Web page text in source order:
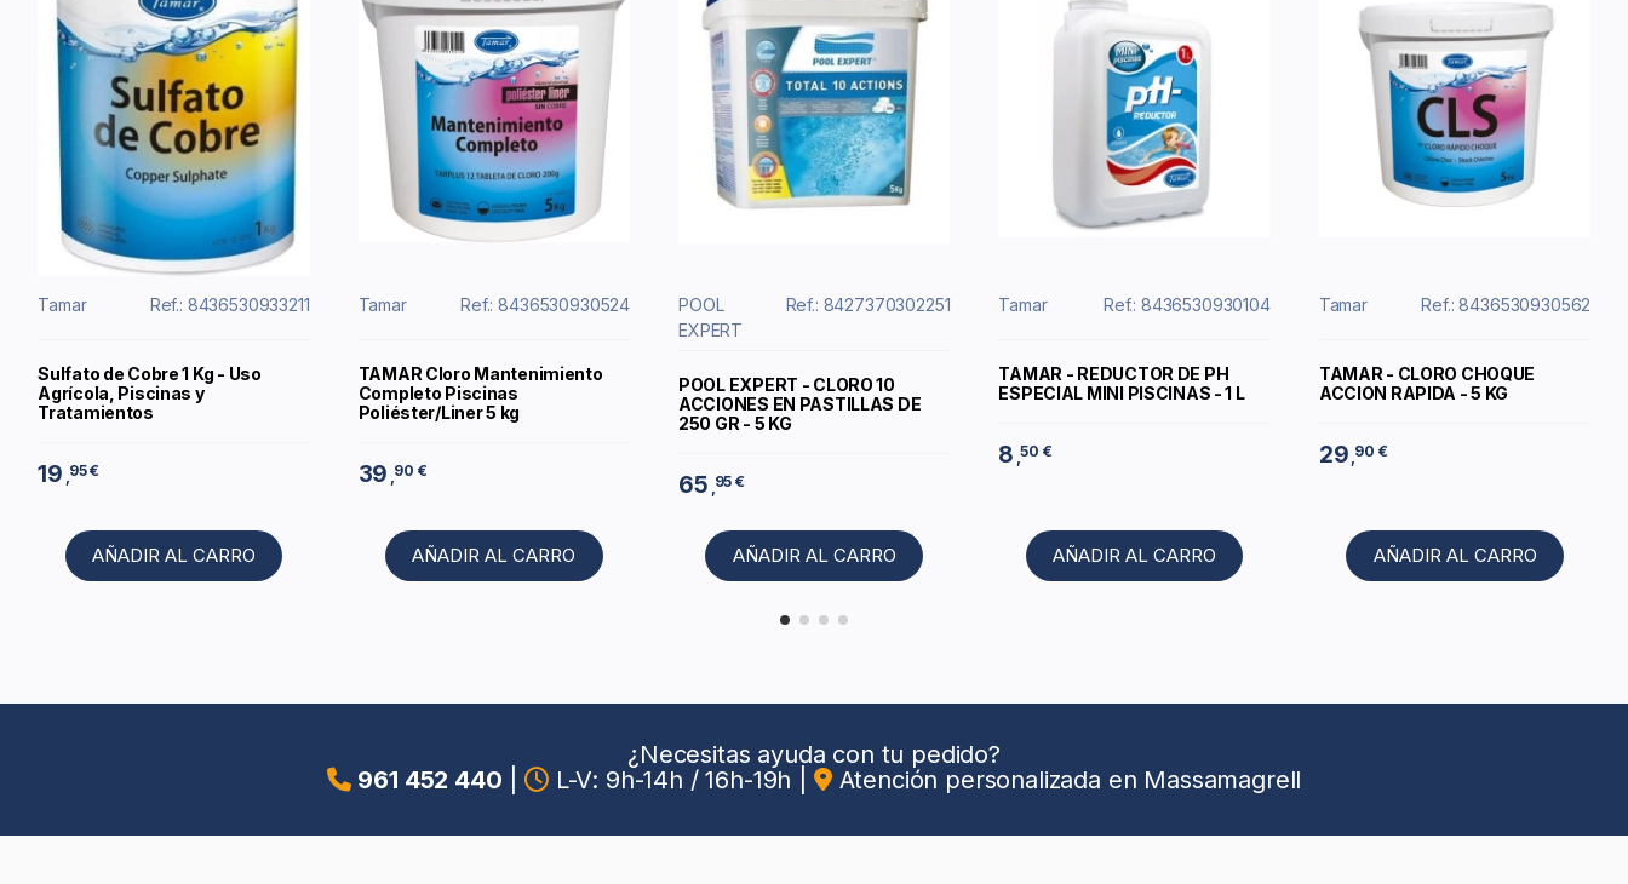
Tamar Ref.: 8436530933211
Sulfato de Cobre 1 Kg - Uso
Agrícola, Piscinas y
Tratamientos
19 ,95 €
AÑADIR AL CARRO
Tamar Ref.: 8436530930524
TAMAR Cloro Mantenimiento
Completo Piscinas
Poliéster/Liner 5 kg
39 ,90 €
AÑADIR AL CARRO
POOL
EXPERT
Ref.: 8427370302251
POOL EXPERT - CLORO 10
ACCIONES EN PASTILLAS DE
250 GR - 5 KG
65 ,95 €
AÑADIR AL CARRO
Tamar Ref.: 8436530930104
TAMAR - REDUCTOR DE PH
ESPECIAL MINI PISCINAS - 1 L
8 ,50 €
AÑADIR AL CARRO
Tamar Ref.: 8436530930562
TAMAR - CLORO CHOQUE
ACCION RAPIDA - 5 KG
29 ,90 €
AÑADIR AL CARRO
¿Necesitas ayuda con tu pedido?
961 452 440
L-V: 9h-14h / 16h-19h Atención personalizada en Massamagrell